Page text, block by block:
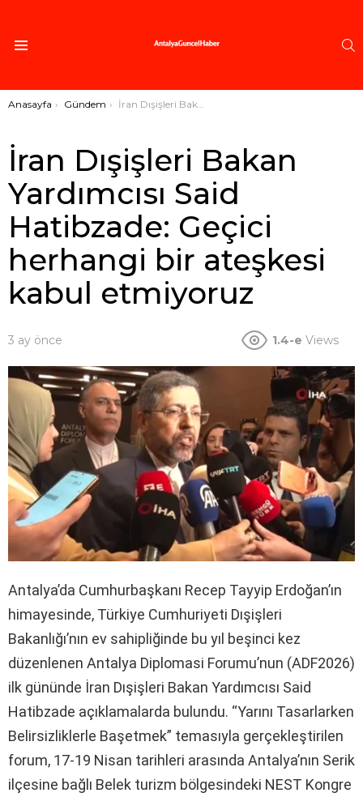
Buradasınız:
Anasayfa Gündem İran Dışişleri Bakan Yardımcısı Said Hatibzade: Geçici herhangi bir ateşkesi kabul etmiyoruz
İran Dışişleri Bakan
Yardımcısı Said
Hatibzade: Geçici
herhangi bir ateşkesi
kabul etmiyoruz
3 ay önce 1.4-e Views
Antalya’da Cumhurbaşkanı Recep Tayyip Erdoğan’ın
himayesinde, Türkiye Cumhuriyeti Dışişleri
Bakanlığı’nın ev sahipliğinde bu yıl beşinci kez
düzenlenen Antalya Diplomasi Forumu’nun (ADF2026)
ilk gününde İran Dışişleri Bakan Yardımcısı Said
Hatibzade açıklamalarda bulundu. “Yarını Tasarlarken
Belirsizliklerle Başetmek” temasıyla gerçekleştirilen
forum, 17-19 Nisan tarihleri arasında Antalya’nın Serik
ilçesine bağlı Belek turizm bölgesindeki NEST Kongre